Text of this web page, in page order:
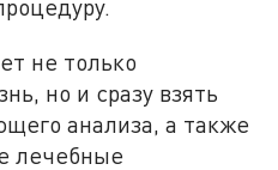
не только
но и сразу взять
анализа, а также
лечебные